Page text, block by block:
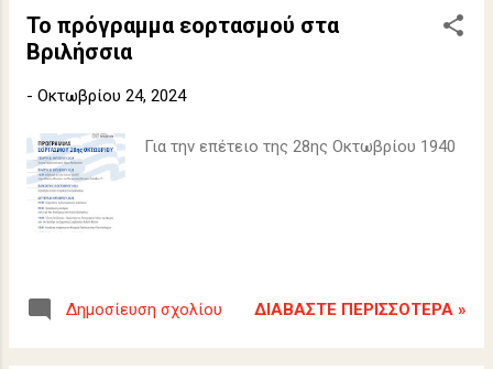
Το πρόγραμμα εορτασμού στα
Βριλήσσια
- Οκτωβρίου 24, 2024
Για την επέτειο της 28ης Οκτωβρίου 1940
Δημοσίευση σχολίου ΔΙΑΒΆΣΤΕ ΠΕΡΙΣΣΌΤΕΡΑ »